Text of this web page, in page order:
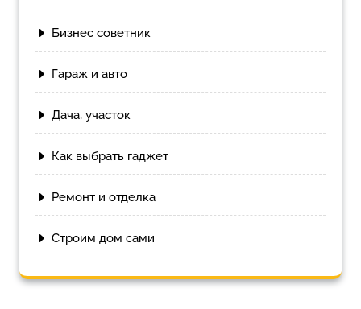
Бизнес советник
Гараж и авто
Дача, участок
Как выбрать гаджет
Ремонт и отделка
Строим дом сами